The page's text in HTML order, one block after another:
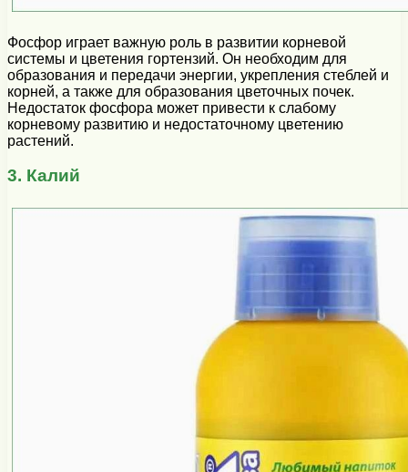
Фосфор играет важную роль в развитии корневой
системы и цветения гортензий. Он необходим для
образования и передачи энергии, укрепления стеблей и
корней, а также для образования цветочных почек.
Недостаток фосфора может привести к слабому
корневому развитию и недостаточному цветению
растений.
3. Калий